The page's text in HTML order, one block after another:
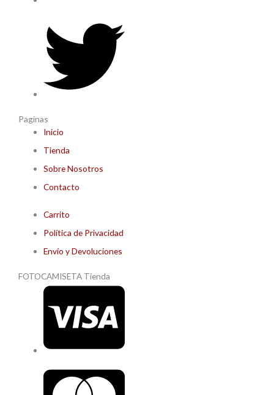
Paginas
Inicio
Tienda
Sobre Nosotros
Contacto
Carrito
Política de Privacidad
Envío y Devoluciones
FOTOCAMISETA Tienda